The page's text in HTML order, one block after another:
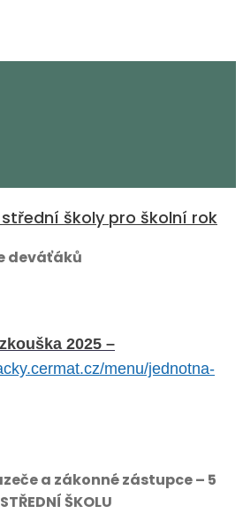
školy pro školní rok
deváťáků
2025 –
menu/jednotna-
a zákonné zástupce – 5
ŠKOLU